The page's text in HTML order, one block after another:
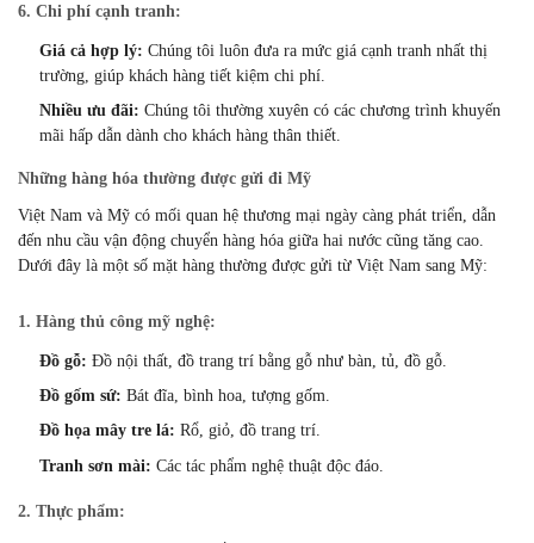
6. Chi phí cạnh tranh:
Giá cả hợp lý:Chúng tôi luôn đưa ra mức giá cạnh tranh nhất thị
trường,giúp khách hàng tiết kiệm chi phí.
Nhiều ưu đãi:Chúng tôi thường xuyên có các chương trình khuyến
mãi hấp dẫn dành cho khách hàng thân thiết.
Những hàng hóa thường được gửi đi Mỹ
Việt Nam và Mỹ có mối quan hệ thương mại ngày càng phát triển, dẫn
đến nhu cầu vận động chuyển hàng hóa giữa hai nước cũng tăng cao.
Dưới đây là một số mặt hàng thường được gửi từ Việt Nam sang Mỹ:
1. Hàng thủ công mỹ nghệ:
Đồ gỗ:Đồ nội thất,đồ trang trí bằng gỗ như bàn,tủ,đồ gỗ.
Đồ gốm sứ:Bát đĩa,bình hoa,tượng gốm.
Đồ họa mây tre lá:Rổ,giỏ,đồ trang trí.
Tranh sơn mài:Các tác phẩm nghệ thuật độc đáo.
2. Thực phẩm: